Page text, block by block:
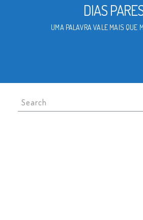
DIAS
UMA PALAVRA VALE MAIS QUE
Search
for: